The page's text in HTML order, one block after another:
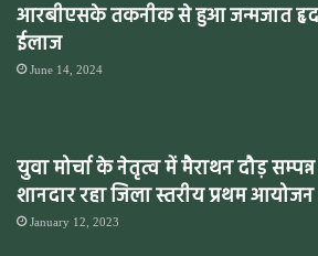
आरबीएसके तकनीक से हुआ जन्मजात
ईलाज
June 14, 2024
युवा मोर्चा के नेतृत्व में मैराथन दौड़ सम्पन्न
शानदार रहा जिला स्तरीय प्रथम आयोजन
January 12, 2023